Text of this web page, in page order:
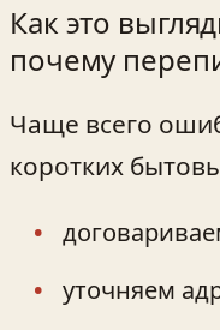
Как это
почему
Чаще всего
коротких
уточняем